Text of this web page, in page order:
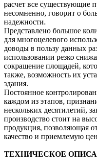
расчет все существующие
несомненно, говорит о
надежности.
Представлено большое
для многоцелевого
доводы в пользу данных
использовании резко
сокращение площадей,
также, возможность их
здания.
Постоянное
каждом из этапов,
нескольких десятилетий,
производство стоит на
продукция, позволяющая
качество и приемлемую
ТЕХНИЧЕСКОЕ